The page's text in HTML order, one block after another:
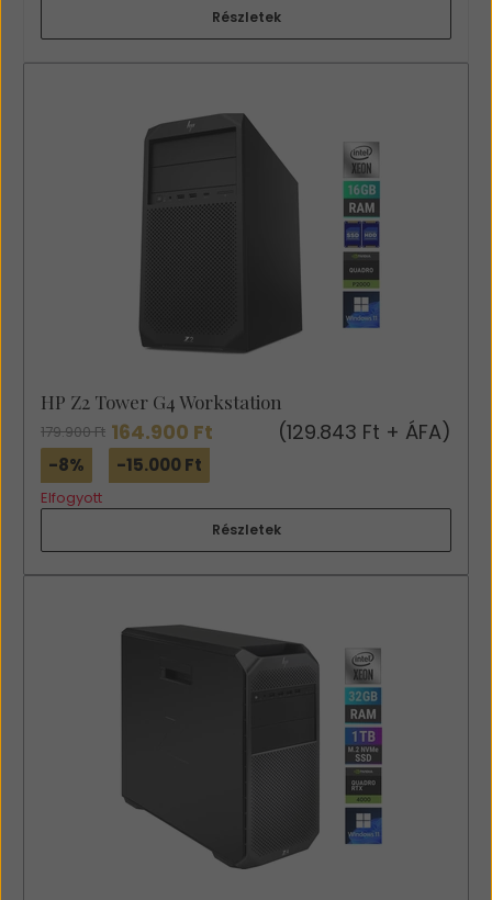
Részletek
HP Z2 Tower G4 Workstation
179.900 Ft 164.900 Ft (129.843 Ft + ÁFA)
-8% -15.000 Ft
Elfogyott
Részletek